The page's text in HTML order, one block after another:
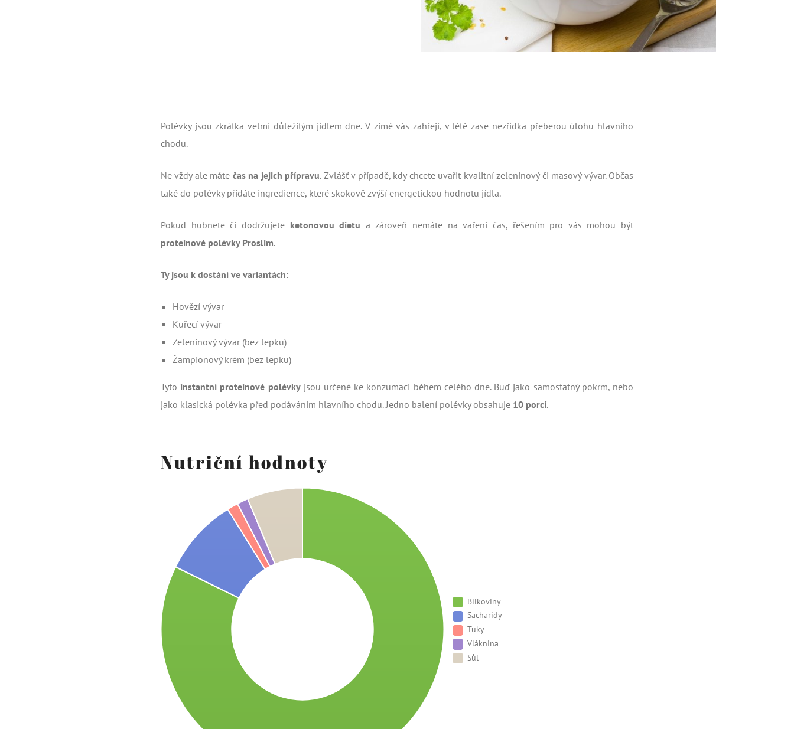
Polévky jsou zkrátka velmi důležitým jídlem dne. V zimě vás zahřejí, v létě zase nezřídka přeberou úlohu hlavního
chodu.
Ne vždy ale máte čas na jejich přípravu. Zvlášť v případě, kdy chcete uvařit kvalitní zeleninový či masový vývar. Občas
také do polévky přidáte ingredience, které skokově zvýší energetickou hodnotu jídla.
Pokud hubnete či dodržujeteketonovou dietu a zároveň nemáte na vaření čas, řešením pro vás mohou být
proteinové polévky Proslim.
Ty jsou k dostání ve variantách:
Hovězí vývar
Kuřecí vývar
Zeleninový vývar (bez lepku)
Žampionový krém (bez lepku)
Tyto instantní proteinové polévkyjsou určené ke konzumaci během celého dne. Buď jako samostatný pokrm, nebo
jako klasická polévka před podáváním hlavního chodu. Jedno balení polévky obsahuje 10 porcí.
Nutriční hodnoty
Bílkoviny
Sacharidy
Tuky
Vláknina
Sůl